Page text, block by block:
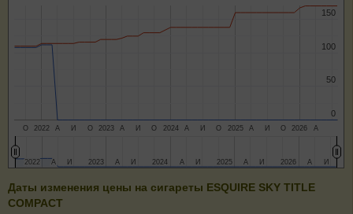
2022 2023 2024 2025 2026
О А И О А И О А И О А И О А
0
0
50
50
100
100
150
150
2022
2022 2023
2023 2024
2024 2025
2025 2026
2026
А
А ИИ А
А ИИ А
А ИИ А
А ИИ А
А ИИ
Даты изменения цены на сигареты ESQUIRE SKY TITLE
COMPACT